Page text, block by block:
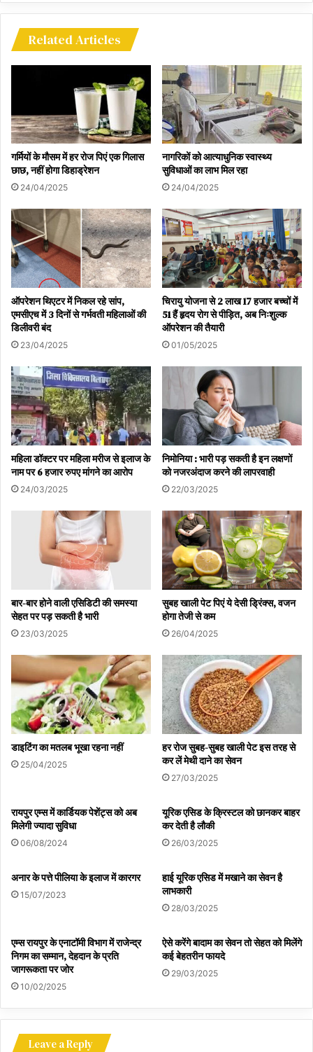
सेवन से बचना चाहिए, क्योंकि शुगर की अधिक मात्रा पेट में मरोड़ पैदा कर सकती
है।
महत्वपूर्ण नोट: इस लेख में दी गई जानकारी केवल सामान्य जागरूकता के लिए है।
स्वास्थ्य से जुड़े किसी भी गंभीर लक्षण या उपचार के लिए सबसे पहले अपने डॉक्टर
से संपर्क और परामर्श अवश्य करें।
Related Articles
गर्मियों के मौसम में हर रोज पिएं एक गिलास
छाछ, नहीं होगा डिहाड्रेशन
24/04/2025
नागरिकों को आत्याधुनिक स्वास्थ्य
सुविधाओं का लाभ मिल रहा
24/04/2025
ऑपरेशन थिएटर में निकल रहे सांप,
एमसीएच में 3 दिनों से गर्भवती महिलाओं की
डिलीवरी बंद
23/04/2025
चिरायु योजना से 2 लाख 17 हजार बच्चों में
51 हैं हृदय रोग से पीड़ित, अब निःशुल्क
ऑपरेशन की तैयारी
01/05/2025
महिला डॉक्टर पर महिला मरीज से इलाज के
नाम पर 6 हजार रुपए मांगने का आरोप
24/03/2025
निमोनिया : भारी पड़ सकती है इन लक्षणों
को नजरअंदाज करने की लापरवाही
22/03/2025
बार-बार होने वाली एसिडिटी की समस्या
सेहत पर पड़ सकती है भारी
23/03/2025
सुबह खाली पेट पिएं ये देसी ड्रिंक्स, वजन
होगा तेजी से कम
26/04/2025
डाइटिंग का मतलब भूखा रहना नहीं
25/04/2025
हर रोज सुबह-सुबह खाली पेट इस तरह से
कर लें मेथी दाने का सेवन
27/03/2025
रायपुर एम्स में कार्डियक पेशेंट्स को अब
मिलेगी ज्यादा सुविधा
06/08/2024
यूरिक एसिड के क्रिस्टल को छानकर बाहर
कर देती है लौकी
26/03/2025
अनार के पत्ते पीलिया के इलाज में कारगर
15/07/2023
हाई यूरिक एसिड में मखाने का सेवन है
लाभकारी
28/03/2025
एम्स रायपुर के एनाटॉमी विभाग में राजेन्द्र
निगम का सम्मान, देहदान के प्रति
जागरूकता पर जोर
10/02/2025
ऐसे करेंगे बादाम का सेवन तो सेहत को मिलेंगे
कई बेहतरीन फायदे
29/03/2025
Leave a Reply